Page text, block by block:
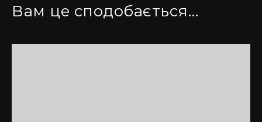
Чохол ручної роботи з протиударного силікону із
зносостійкий. Купивши такий аксесуар, Ви можете
Вам це сподобається…